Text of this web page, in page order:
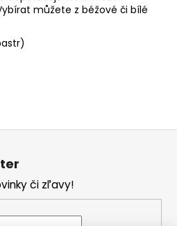
můžete z béžové či bílé
či zľavy!